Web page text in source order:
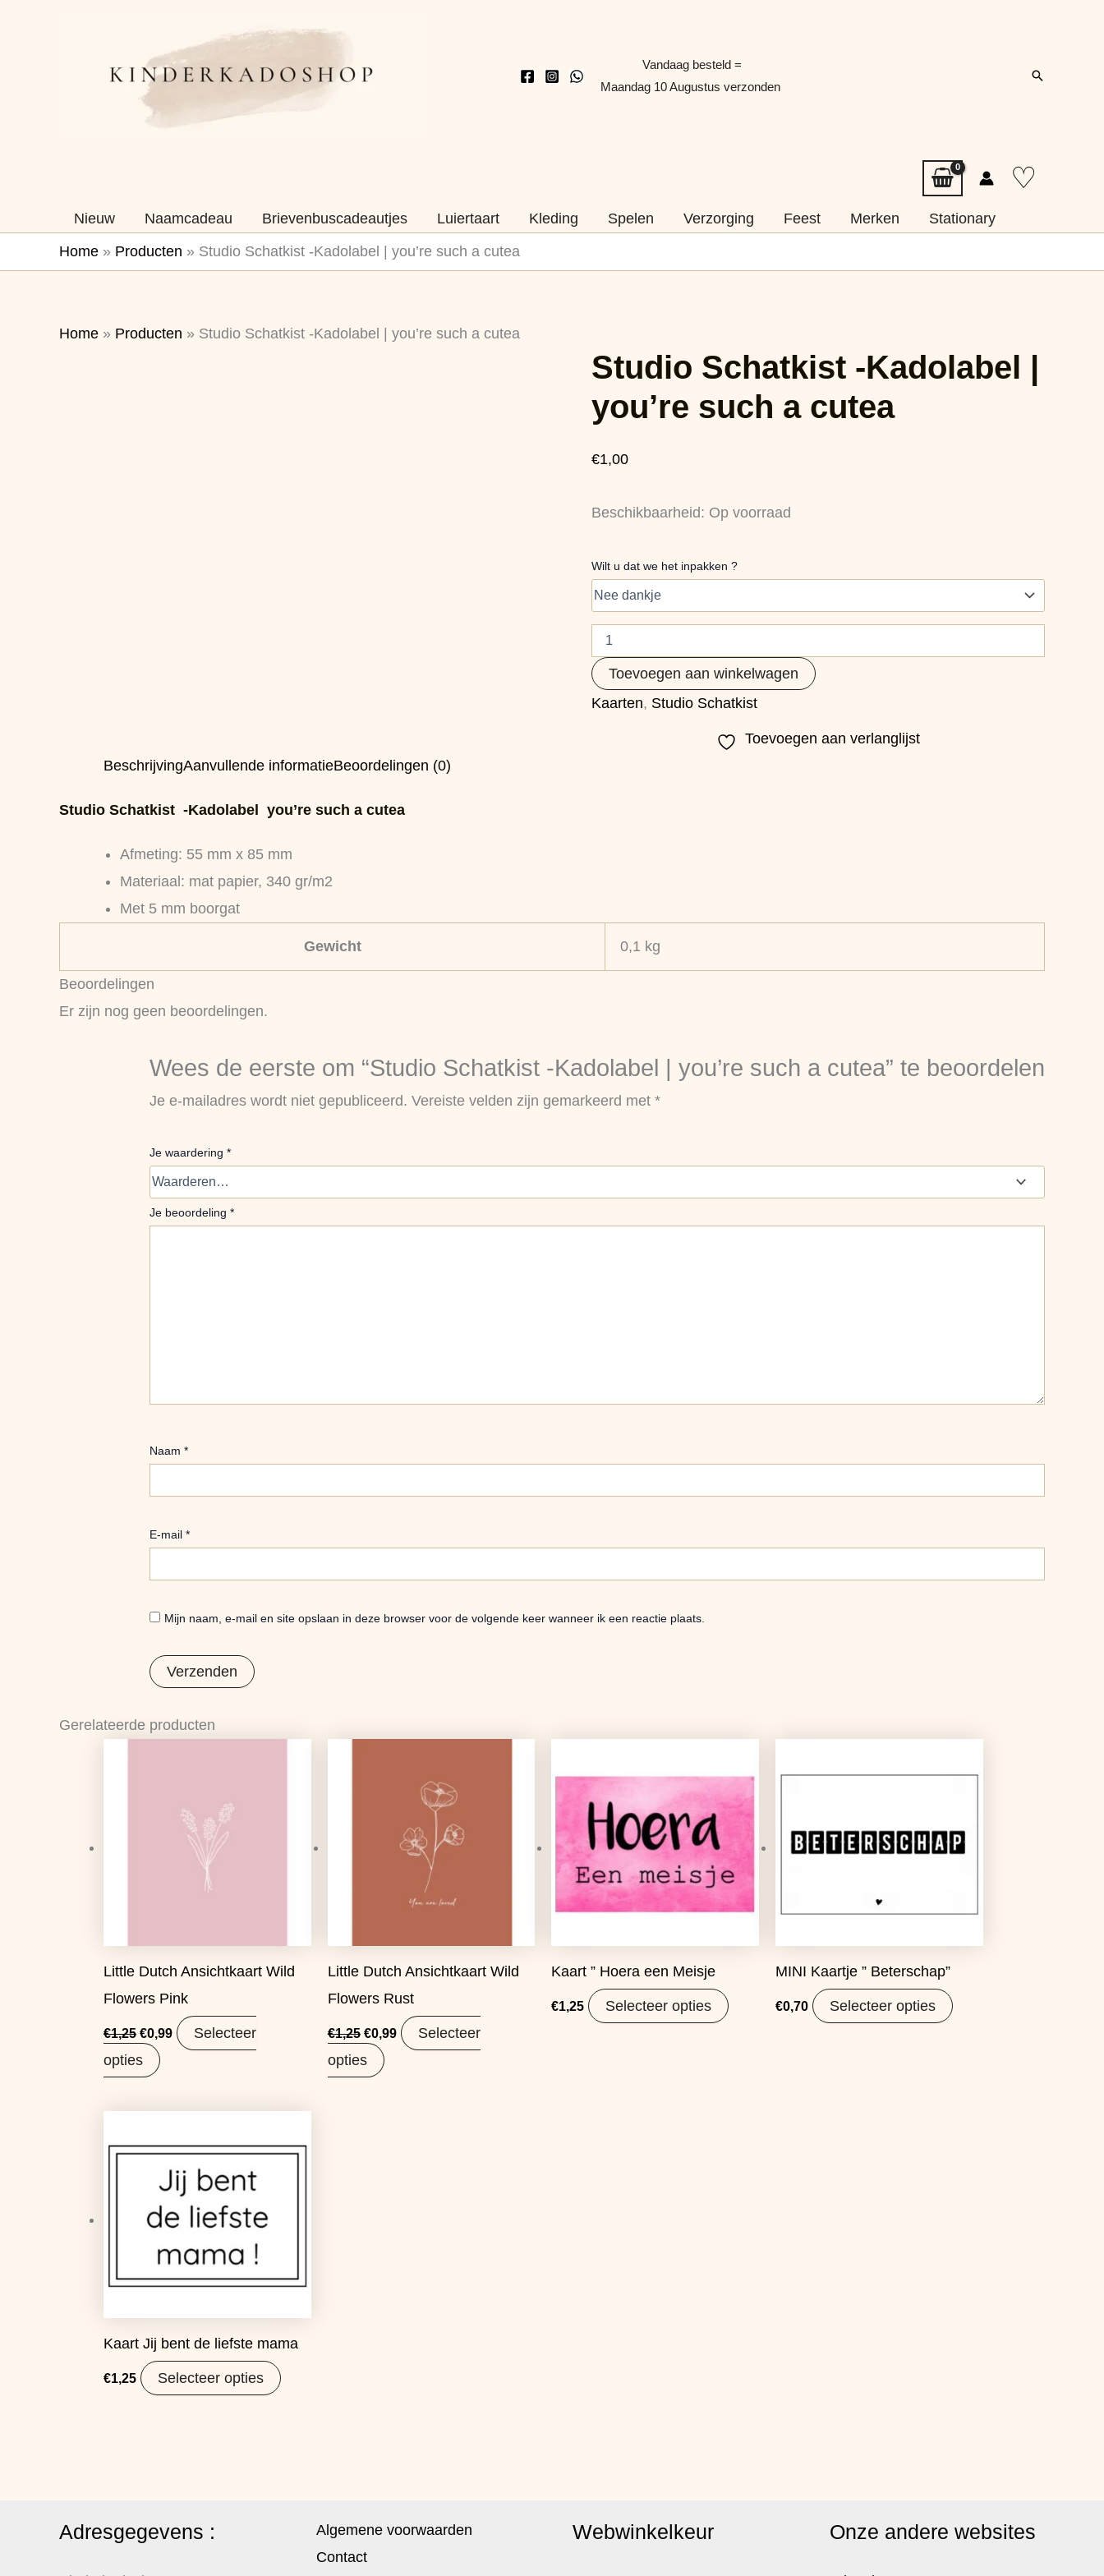
Vandaag besteld =
Maandag 10 Augustus verzonden
Zoeken
♡
Nieuw Naamcadeau Brievenbuscadeautjes Luiertaart Kleding Spelen Verzorging Feest Merken
Stationary
Home » Producten » Studio Schatkist -Kadolabel | you’re such a cutea
Home » Producten » Studio Schatkist -Kadolabel | you’re such a cutea
Studio Schatkist -Kadolabel |
you’re such a cutea
€1,00
Beschikbaarheid: Op voorraad
Wilt u dat we het inpakken ?
-
Kadolabel
you’re
such
cutea
Toevoegen aan winkelwagen
Kaarten, Studio Schatkist
Toevoegen aan verlanglijst
BeschrijvingAanvullende informatieBeoordelingen (0)
Studio Schatkist -Kadolabel you’re such a cutea
Afmeting: 55 mm x 85 mm
Materiaal: mat papier, 340 gr/m2
Met 5 mm boorgat
Gewicht 0,1 kg
Beoordelingen
Er zijn nog geen beoordelingen.
Wees de eerste om “Studio Schatkist -Kadolabel | you’re such a cutea” te beoordelen
Je e-mailadres wordt niet gepubliceerd. Vereiste velden zijn gemarkeerd met *
Je waardering *
Je beoordeling *
Naam *
E-mail *
Mijn naam, e-mail en site opslaan in deze browser voor de volgende keer wanneer ik een reactie plaats.
Gerelateerde producten
Little Dutch Ansichtkaart Wild
Flowers Pink
€1,25 €0,99
Selecteer
opties
Little Dutch Ansichtkaart Wild
Flowers Rust
€1,25 €0,99
€0,99.
Selecteer
opties
Kaart ” Hoera een Meisje
€1,25 Selecteer opties
MINI Kaartje ” Beterschap”
€0,70 Selecteer opties
Kaart Jij bent de liefste mama
€1,25 Selecteer opties
Adresgegevens :
Algemene voorwaarden
Contact
Webwinkelkeur Onze andere websites